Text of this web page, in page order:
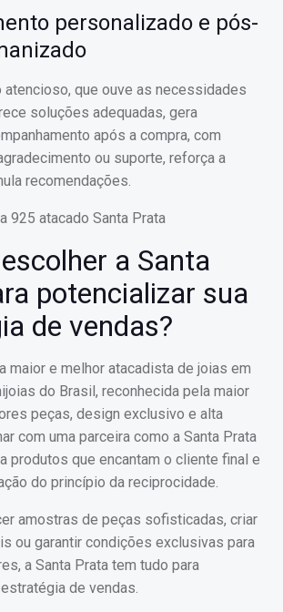
personalizado e pós-
atencioso, que ouve as necessidades
soluções adequadas, gera
após a compra, com
ou suporte, reforça a
recomendações.
a Santa
potencializar sua
de vendas?
maior e melhor atacadista de joias em
do Brasil, reconhecida pela maior
peças, design exclusivo e alta
com uma parceira como a Santa Prata
produtos que encantam o cliente final e
do princípio da reciprocidade.
amostras de peças sofisticadas, criar
ou garantir condições exclusivas para
a Santa Prata tem tudo para
de vendas.